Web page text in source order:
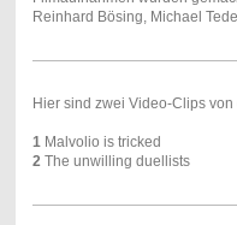
Reinhard Bösing, Michael
Hier sind zwei Video-Clips von
1Malvolio is tricked
2The unwilling duellists